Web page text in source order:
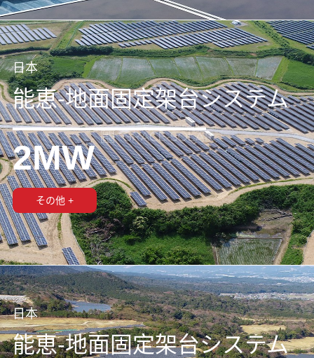
日本
能恵-地面固定架台システム
2MW
その他 +
日本
能恵-地面固定架台システム